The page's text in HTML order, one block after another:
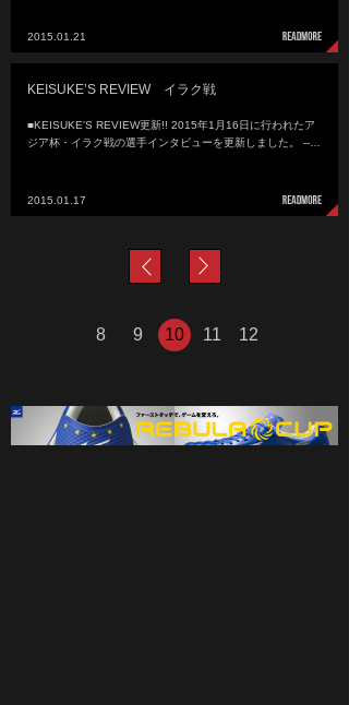
2015.01.21
KEISUKE’S REVIEW イラク戦
■KEISUKE'S REVIEW更新!! 2015年1月16日に行われたア
ジア杯・イラク戦の選手インタビューを更新しました。 --…
2015.01.17
8 9 10 11 12